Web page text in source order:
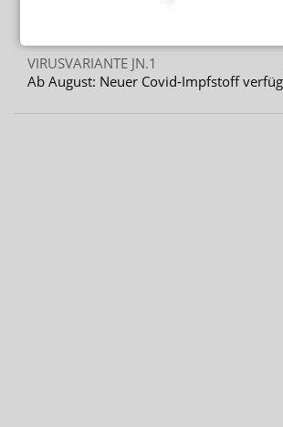
VIRUSVARIANTE JN.1
Ab August: Neuer Covid-Impfstoff